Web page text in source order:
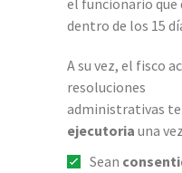
el funcionario
dentro de los 15
A su vez, el fisco
resoluciones
administrativas
ejecutoria una
Sean